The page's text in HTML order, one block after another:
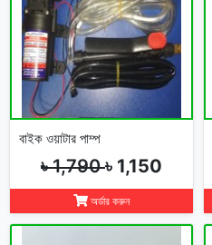
বাইক ওয়াটার পাম্প
৳ 1,790৳ 1,150
অর্ডার করুন